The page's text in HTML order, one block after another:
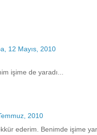
12 Mayıs, 2010
işime de yaradı...
2010
ederim. Benimde işime